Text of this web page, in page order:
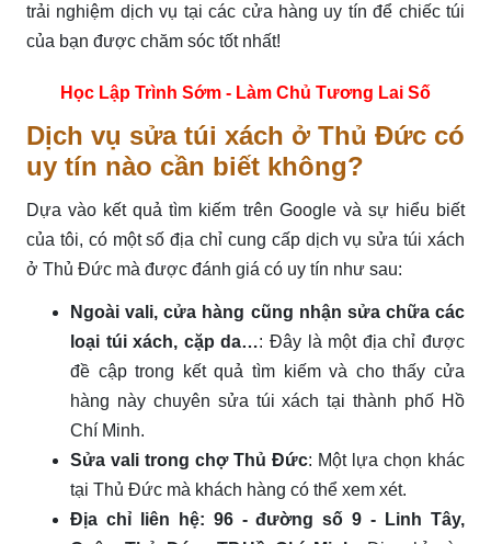
trải nghiệm dịch vụ tại các cửa hàng uy tín để chiếc túi
của bạn được chăm sóc tốt nhất!
Học Lập Trình Sớm - Làm Chủ Tương Lai Số
Dịch vụ sửa túi xách ở Thủ Đức có
uy tín nào cần biết không?
Dựa vào kết quả tìm kiếm trên Google và sự hiểu biết
của tôi, có một số địa chỉ cung cấp dịch vụ sửa túi xách
ở Thủ Đức mà được đánh giá có uy tín như sau:
Ngoài vali, cửa hàng cũng nhận sửa chữa các
loại túi xách, cặp da…: Đây là một địa chỉ được
đề cập trong kết quả tìm kiếm và cho thấy cửa
hàng này chuyên sửa túi xách tại thành phố Hồ
Chí Minh.
Sửa vali trong chợ Thủ Đức: Một lựa chọn khác
tại Thủ Đức mà khách hàng có thể xem xét.
Địa chỉ liên hệ: 96 - đường số 9 - Linh Tây,